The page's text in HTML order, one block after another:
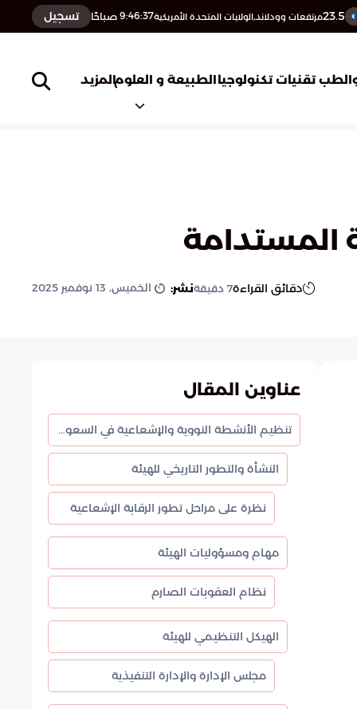
23.5مرتفعات وودلاند,الولايات المتحدة الأمريكية9:46:38 صباحًا تسجيل
تقنيات تكنولوجياالطبيعة و العلومالمزيد
المستدامة
دقائق القراءة7 دقيقةنشر: الخميس, 13 نوفمبر 2025
عناوين المقال
تنظيم الأنشطة النووية والإشعاعية في السعودية
النشأة والتطور التاريخي للهيئة
نظرة على مراحل تطور الرقابة الإشعاعية
مهام ومسؤوليات الهيئة
نظام العقوبات الصارم
الهيكل التنظيمي للهيئة
مجلس الإدارة والإدارة التنفيذية